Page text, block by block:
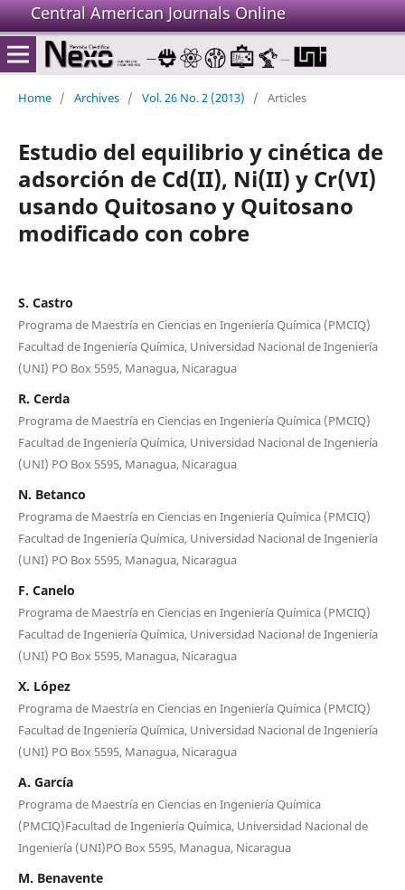
Central American Journals Online
Home / Archives / Vol. 26 No. 2 (2013) / Articles
Estudio del equilibrio y cinética de
adsorción de Cd(II), Ni(II) y Cr(VI)
usando Quitosano y Quitosano
modificado con cobre
S. Castro
Programa de Maestría en Ciencias en Ingeniería Química (PMCIQ)
Facultad de Ingeniería Química, Universidad Nacional de Ingeniería
(UNI) PO Box 5595, Managua, Nicaragua
R. Cerda
Programa de Maestría en Ciencias en Ingeniería Química (PMCIQ)
Facultad de Ingeniería Química, Universidad Nacional de Ingeniería
(UNI) PO Box 5595, Managua, Nicaragua
N. Betanco
Programa de Maestría en Ciencias en Ingeniería Química (PMCIQ)
Facultad de Ingeniería Química, Universidad Nacional de Ingeniería
(UNI) PO Box 5595, Managua, Nicaragua
F. Canelo
Programa de Maestría en Ciencias en Ingeniería Química (PMCIQ)
Facultad de Ingeniería Química, Universidad Nacional de Ingeniería
(UNI) PO Box 5595, Managua, Nicaragua
X. López
Programa de Maestría en Ciencias en Ingeniería Química (PMCIQ)
Facultad de Ingeniería Química, Universidad Nacional de Ingeniería
(UNI) PO Box 5595, Managua, Nicaragua
A. García
Programa de Maestría en Ciencias en Ingeniería Química
(PMCIQ)Facultad de Ingeniería Química, Universidad Nacional de
Ingeniería (UNI)PO Box 5595, Managua, Nicaragua
M. Benavente